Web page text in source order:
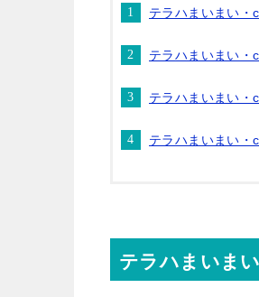
テラハまいまい・
テラハまいまい・
テラハまいまい・
テラハまいまい・
テラハまいま